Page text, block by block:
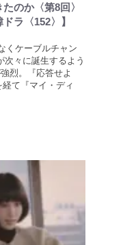
のか〈第8回〉
ラ〈152〉】
くケーブルチャン
次々に誕生するよう
烈。『応答せよ
て『マイ・ディ